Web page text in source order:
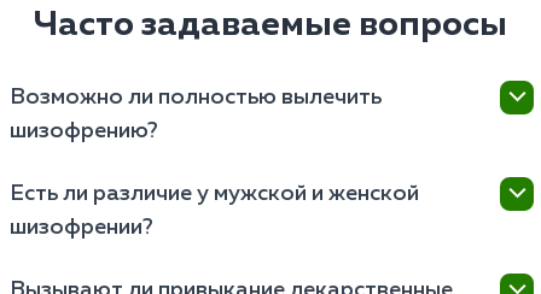
Часто задаваемые вопросы
Возможно ли полностью вылечить
шизофрению?
хроническим психическим расстройством,
требующим комплексного лечения. Однако
значительно улучшить качество жизни людей,
Есть ли различие у мужской и женской
шизофрении?